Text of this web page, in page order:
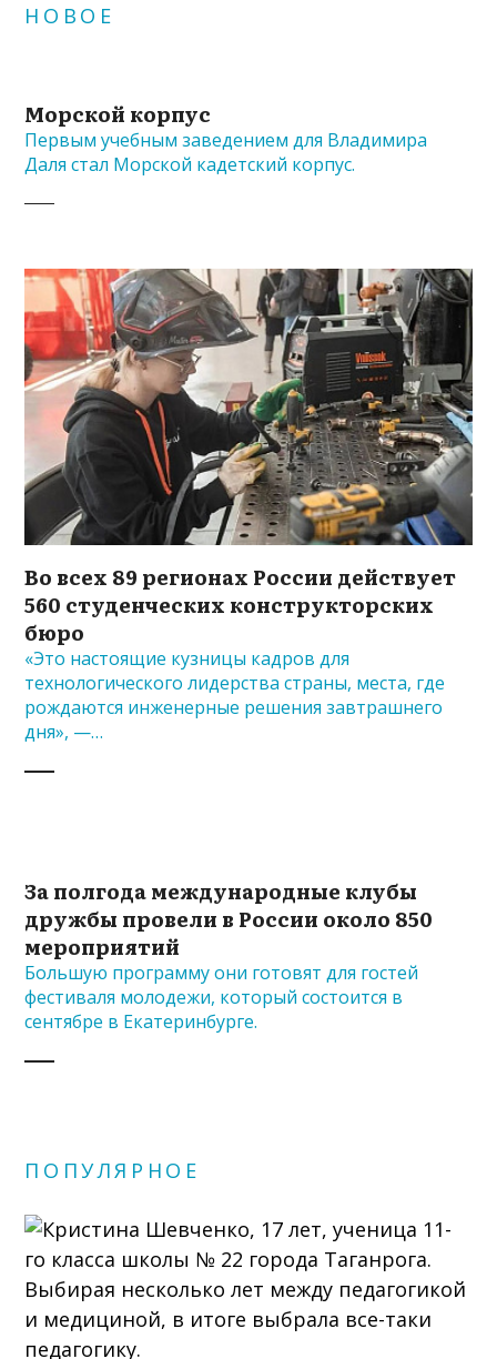
НОВОЕ
Морской корпус
Первым учебным заведением для Владимира
Даля стал Морской кадетский корпус.
Во всех 89 регионах России действует
560 студенческих конструкторских
бюро
«Это настоящие кузницы кадров для
технологического лидерства страны, места, где
рождаются инженерные решения завтрашнего
дня», —…
За полгода международные клубы
дружбы провели в России около 850
мероприятий
Большую программу они готовят для гостей
фестиваля молодежи, который состоится в
сентябре в Екатеринбурге.
ПОПУЛЯРНОЕ